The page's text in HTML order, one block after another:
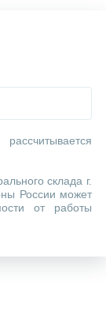
склада г.
России может
от работы